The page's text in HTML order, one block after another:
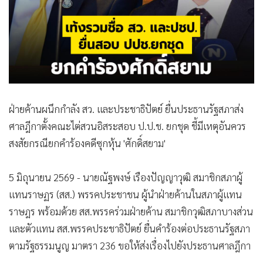
ฝ่ายค้านผนึกกำลัง สว. และประชาธิปัตย์ ยื่นประธานรัฐสภาส่ง
ศาลฎีกาตั้งคณะไต่สวนอิสระสอบ ป.ป.ช. ยกชุด ชี้มีเหตุอันควร
สงสัยกรณียกคำร้องคดีซุกหุ้น 'ศักดิ์สยาม'
5 มิถุนายน 2569 - นายณัฐพงษ์ เรืองปัญญาวุฒิ สมาชิกสภาผู้
แทนราษฏร (สส.) พรรคประชาชน ผู้นำฝ่ายค้านในสภาผู้แทน
ราษฎร พร้อมด้วย สส.พรรคร่วมฝ่ายค้าน สมาชิกวุฒิสภาบางส่วน
และตัวแทน สส.พรรคประชาธิปัตย์ ยื่นคำร้องต่อประธานรัฐสภา
ตามรัฐธรรมนูญ มาตรา 236 ขอให้ส่งเรื่องไปยังประธานศาลฎีกา